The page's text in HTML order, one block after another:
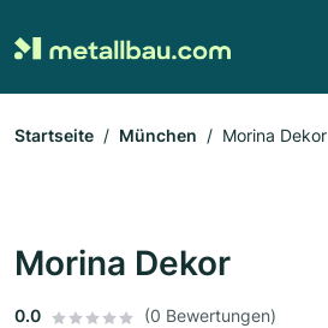
Startseite München Morina Dekor
Morina Dekor
0.0 (0 Bewertungen)